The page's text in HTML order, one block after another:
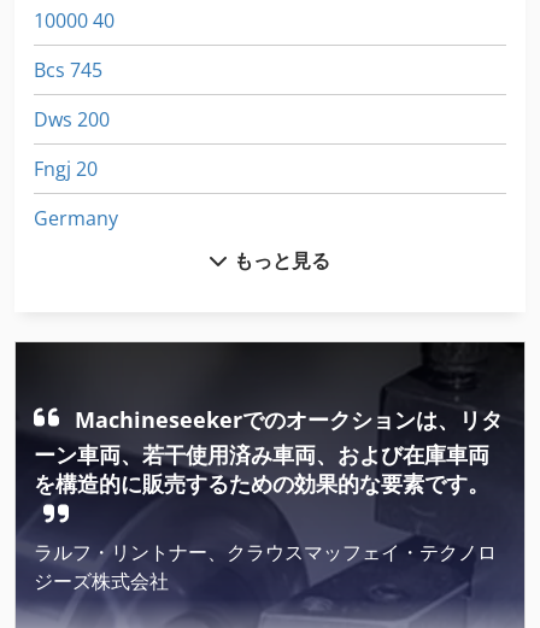
10000 40
Bcs 745
Dws 200
Fngj 20
Germany
Ls 703
Meh 5 2 1 8 B
Ng 200
Tiefbord 8 25 100
X 線 装置
もっと見る
Machineseekerでのオークションは、リタ
ーン車両、若干使用済み車両、および在庫車両
を構造的に販売するための効果的な要素です。
ラルフ・リントナー、クラウスマッフェイ・テクノロ
ジーズ株式会社